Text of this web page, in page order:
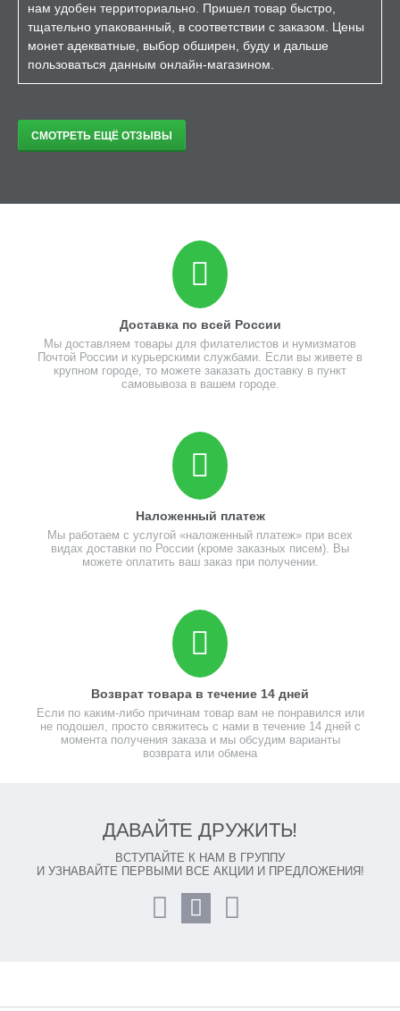
нам удобен территориально. Пришел товар быстро,
тщательно упакованный, в соответствии с заказом. Цены
монет адекватные, выбор обширен, буду и дальше
пользоваться данным онлайн-магазином.
СМОТРЕТЬ ЕЩЁ ОТЗЫВЫ
Доставка по всей России
Мы доставляем товары для филателистов и нумизматов
Почтой России и курьерскими службами. Если вы живете в
крупном городе, то можете заказать доставку в пункт
самовывоза в вашем городе.
Наложенный платеж
Мы работаем с услугой «наложенный платеж» при всех
видах доставки по России (кроме заказных писем). Вы
можете оплатить ваш заказ при получении.
Возврат товара в течение 14 дней
Если по каким-либо причинам товар вам не понравился или
не подошел, просто свяжитесь с нами в течение 14 дней с
момента получения заказа и мы обсудим варианты
возврата или обмена
ДАВАЙТЕ ДРУЖИТЬ!
ВСТУПАЙТЕ К НАМ В ГРУППУ
И УЗНАВАЙТЕ ПЕРВЫМИ ВСЕ АКЦИИ И ПРЕДЛОЖЕНИЯ!